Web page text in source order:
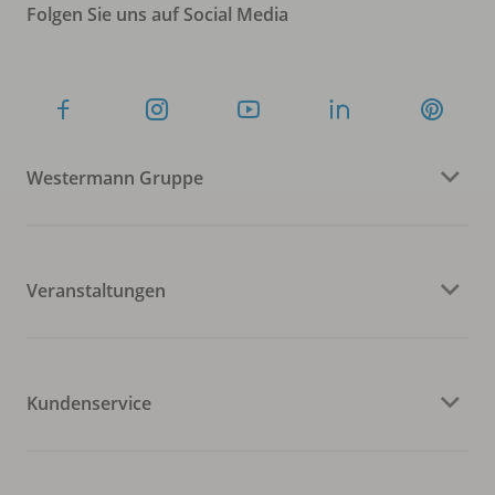
Folgen Sie uns auf Social Media
Westermann Gruppe
Veranstaltungen
Kundenservice